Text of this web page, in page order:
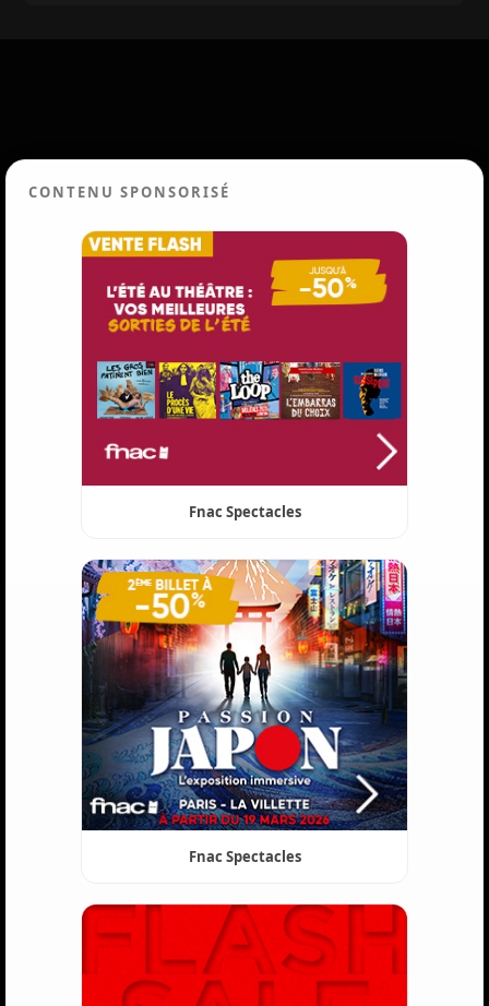
CONTENU SPONSORISÉ
Fnac Spectacles
Fnac Spectacles